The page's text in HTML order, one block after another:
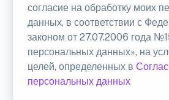
согласие на обработку моих
данных, в соответствии с
законом от 27.07.2006 года
персональных данных», на
целей, определенных в
персональных данных